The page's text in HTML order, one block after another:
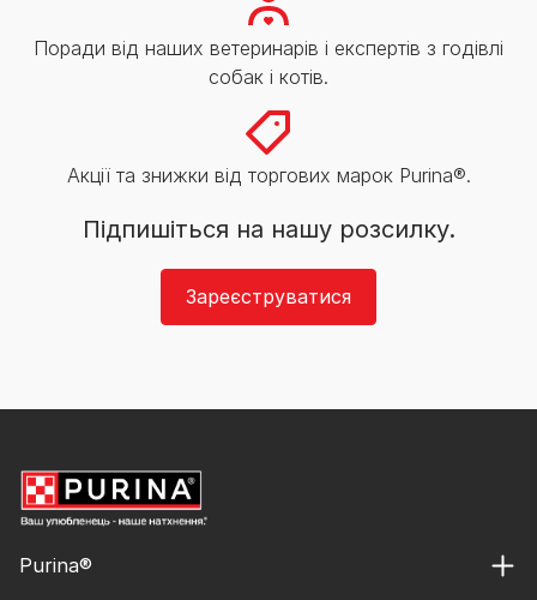
Поради від наших ветеринарів і експертів з годівлі
собак і котів.
Акції та знижки від торгових марок Purina®.
Підпишіться на нашу розсилку.
Зареєструватися
Purina®